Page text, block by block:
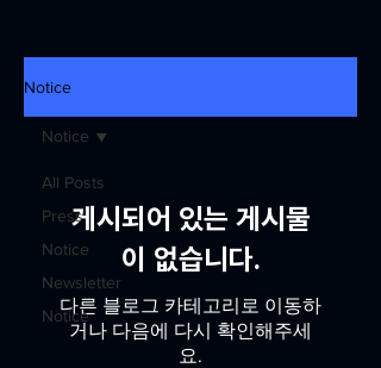
Notice
All Posts
Press
Notice
Newsletter
Notice
Notice
게시되어 있는 게시물
이 없습니다.
다른 블로그 카테고리로 이동하
거나 다음에 다시 확인해주세
요.